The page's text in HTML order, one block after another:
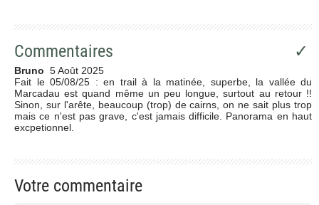
Commentaires ✓
Bruno 5 Août 2025
Fait le 05/08/25 : en trail à la matinée, superbe, la vallée du
Marcadau est quand même un peu longue, surtout au retour !!
Sinon, sur l'arête, beaucoup (trop) de cairns, on ne sait plus trop
mais ce n'est pas grave, c'est jamais difficile. Panorama en haut
excpetionnel.
Votre commentaire